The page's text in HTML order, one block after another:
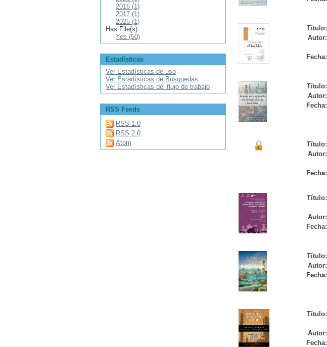
Título:
Autor:
Fecha:
Título:
Autor:
Fecha:
Título:
Autor:
Fecha:
Título:
Autor:
Fecha:
Título:
Autor:
Fecha:
Título:
Autor:
Fecha:
2016 (1)
2017 (1)
2025 (1)
Has File(s)
Yes (50)
Estadísticas
Ver Estadísticas de uso
Ver Estadísticas de Búsquedas
Ver Estadísticas del flujo de trabajo
RSS Feeds
RSS 1.0
RSS 2.0
Atom